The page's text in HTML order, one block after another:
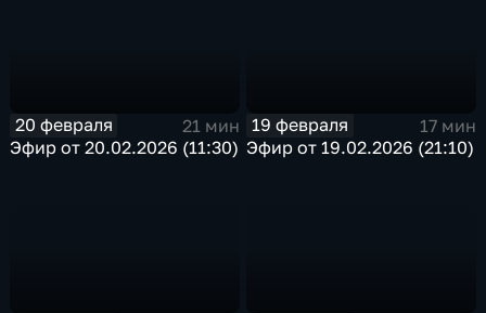
20 февраля
21 мин
Эфир от 20.02.2026 (11:30)
19 февраля
17 мин
Эфир от 19.02.2026 (21:10)